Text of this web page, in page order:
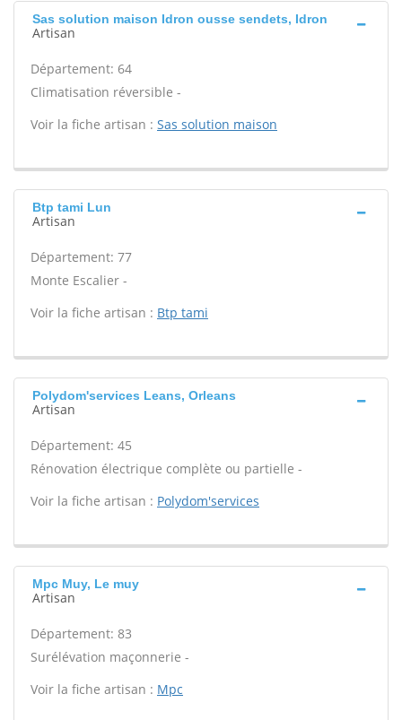
Sas solution maison Idron ousse sendets, Idron
Artisan
Département: 64
Climatisation réversible -
Voir la fiche artisan : Sas solution maison
Btp tami Lun
Artisan
Département: 77
Monte Escalier -
Voir la fiche artisan : Btp tami
Polydom'services Leans, Orleans
Artisan
Département: 45
Rénovation électrique complète ou partielle -
Voir la fiche artisan : Polydom'services
Mpc Muy, Le muy
Artisan
Département: 83
Surélévation maçonnerie -
Voir la fiche artisan : Mpc